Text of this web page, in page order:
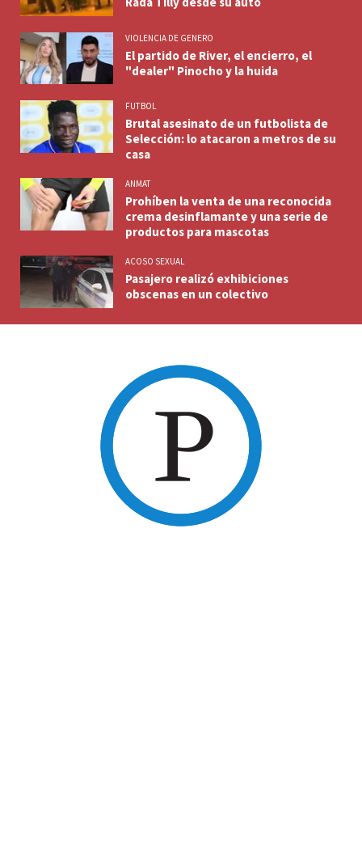
VIOLENCIA DE GENERO
El partido de River, el encierro, el
"dealer" Pinocho y la huida
FUTBOL
Brutal asesinato de un futbolista de
Selección: lo atacaron a metros de su
casa
ANMAT
Prohíben la venta de una reconocida
crema desinflamante y una serie de
productos para mascotas
ACOSO SEXUAL
Pasajero realizó exhibiciones
obscenas en un colectivo